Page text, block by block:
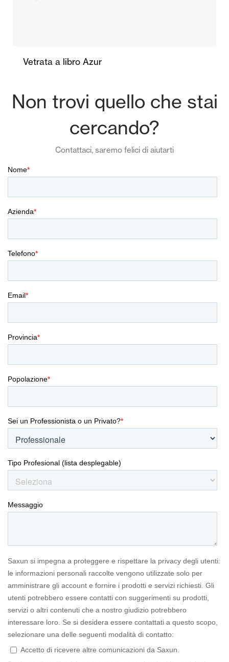
Vetrata a libro Azur
Non trovi quello che stai
cercando?
Contattaci, saremo felici di aiutarti